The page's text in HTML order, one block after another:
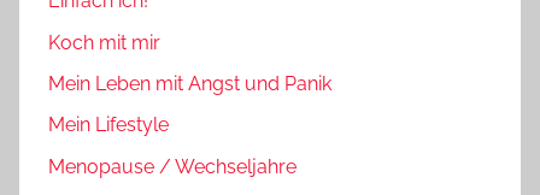
Koch mit mir
Mein Leben mit Angst und Panik
Mein Lifestyle
Menopause / Wechseljahre